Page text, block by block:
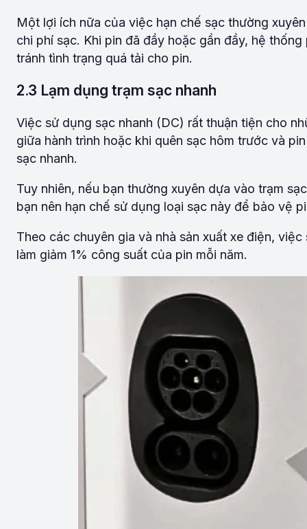
Một lợi ích nữa của việc hạn chế sạc thường
chi phí sạc. Khi pin đã đầy hoặc gần đầy, hệ
tránh tình trạng quá tải cho pin.
2.3 Lạm dụng trạm sạc nhanh
Việc sử dụng sạc nhanh (DC) rất thuận tiện cho
giữa hành trình hoặc khi quên sạc hôm trước và
sạc nhanh.
Tuy nhiên, nếu bạn thường xuyên dựa vào trạm
bạn nên hạn chế sử dụng loại sạc này để bảo vệ
Theo các chuyên gia và nhà sản xuất xe điện,
làm giảm 1% công suất của pin mỗi năm.